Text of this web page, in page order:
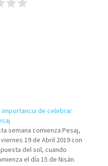
importancia de celebrar
semana comienza Pesaj,
19 de Abril 2019 con
del sol, cuando
el día 15 de Nisán.